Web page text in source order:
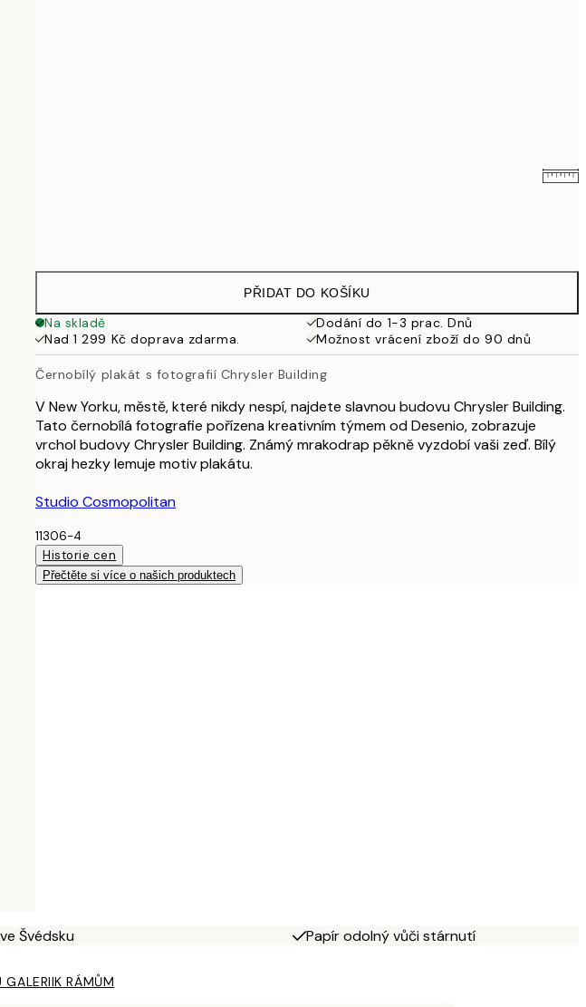
979 Kč
PŘIDAT DO KOŠÍKU
Na skladě
Dodání do 1-3 prac. Dnů
Nad 1 299 Kč doprava zdarma.
Možnost vrácení zboží do 90 dnů
Černobílý plakát s fotografií Chrysler Building
V New Yorku, městě, které nikdy nespí, najdete slavnou budovu Chrysler Building.
Tato černobílá fotografie pořízena kreativním týmem od Desenio, zobrazuje
vrchol budovy Chrysler Building. Známý mrakodrap pěkně vyzdobí vaši zeď. Bílý
okraj hezky lemuje motiv plakátu.
Studio Cosmopolitan
11306-4
Historie cen
Přečtěte si více o našich produktech
Švédsku Papír odolný vůči stárnutí
GALERIIK RÁMŮM